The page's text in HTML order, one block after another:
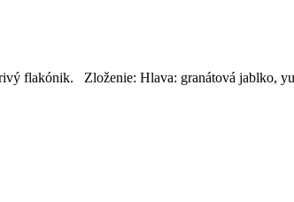
flakónik. Zloženie: Hlava: granátová jablko,